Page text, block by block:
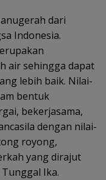
dari
Indonesia.
air sehingga dapat
lebih baik. Nilai-
bentuk
bekerjasama,
dengan nilai-
royong,
yang dirajut
Ika.